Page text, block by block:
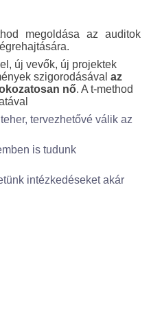
megoldása az auditok
új vevők, új projektek
szigorodásával az
nő. A t-method
tervezhetővé válik az
is tudunk
intézkedéseket akár